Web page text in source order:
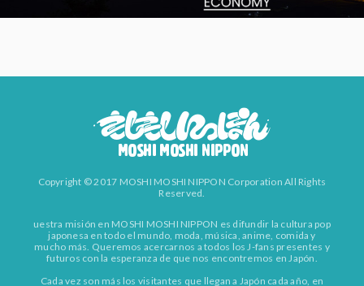
Copyright © 2017 MOSHI MOSHI NIPPON Corporation All Rights
Reserved.
uestra misión en MOSHI MOSHI NIPPON es difundir la cultura pop
japonesa en todo el mundo, moda, música, anime, comida y
mucho más. Queremos acercarnos a todos los J-fans presentes y
futuros con la esperanza de que nos encontremos en Japón.
Cada vez son más los visitantes que llegan a Japón cada año, en